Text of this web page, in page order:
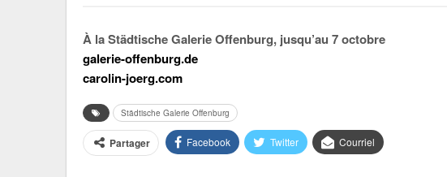
À la Städtische Galerie Offenburg, jusqu’au 7 octobre
galerie-offenburg.de
carolin-joerg.com
Städtische Galerie Offenburg
Partager Facebook Twitter Courriel